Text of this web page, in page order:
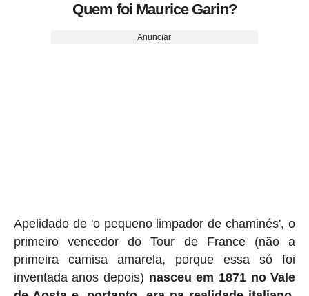
Quem foi Maurice Garin?
Anunciar
Apelidado de 'o pequeno limpador de chaminés', o
primeiro vencedor do Tour de France (não a
primeira camisa amarela, porque essa só foi
inventada anos depois) nasceu em 1871 no Vale